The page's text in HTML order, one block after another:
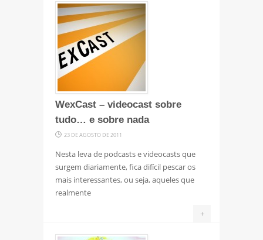
WexCast – videocast sobre
tudo… e sobre nada
23 DE AGOSTO DE 2011
Nesta leva de podcasts e videocasts que
surgem diariamente, fica difícil pescar os
mais interessantes, ou seja, aqueles que
realmente
+